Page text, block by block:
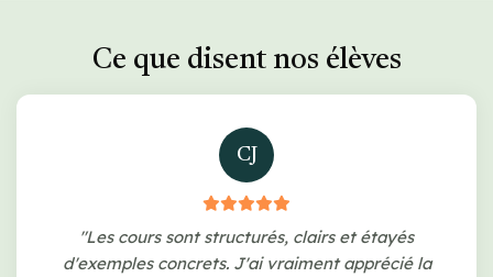
Ce que disent nos élèves
CJ
"Les cours sont structurés, clairs et étayés
d'exemples concrets. J'ai vraiment apprécié la